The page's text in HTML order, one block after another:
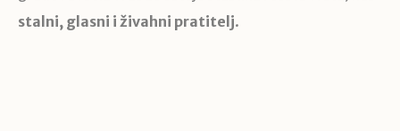
stalni, glasni i živahni pratitelj.